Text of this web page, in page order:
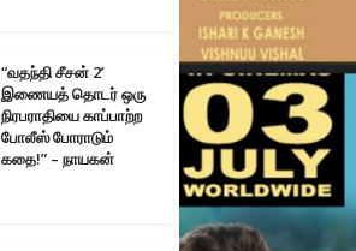
“வதந்தி சீசன் 2’
இணையத் தொடர் ஒரு
நிரபராதியை காப்பாற்ற
போலீஸ் போராடும்
கதை!” – நாயகன்